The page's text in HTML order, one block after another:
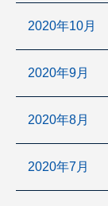
2020年10月
2020年9月
2020年8月
2020年7月